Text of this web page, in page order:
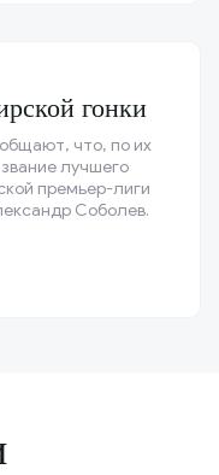
гонки
что, по их
лучшего
премьер-лиги
Соболев.